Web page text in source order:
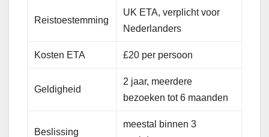
Reistoestemming
UK ETA, verplicht voor
Nederlanders
Kosten ETA £20 per persoon
Geldigheid
2 jaar, meerdere
bezoeken tot 6 maanden
Beslissing
meestal binnen 3